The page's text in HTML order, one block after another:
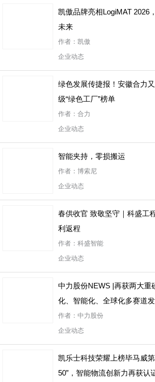
凯傲品牌亮相LogiMAT 2026
未来
作者：凯傲
企业动态
绿色发展传捷报！安徽合力
级“绿色工厂”榜单
作者：合力
企业动态
智能夹持，零损搬运
作者：博索尼
企业动态
春供收官 致敬坚守｜科盛工
利返程
作者：科盛智能
企业动态
中力股份NEWS |再获两大重
化、智能化、全球化多赛道
作者：中力股份
企业动态
凯乐士科技荣耀上榜毕马威
50”，智能物流创新力再获认